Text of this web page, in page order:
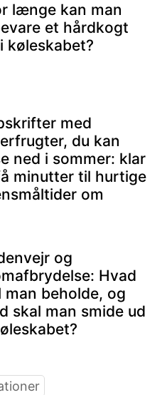
længe kan man
et hårdkogt
køleskabet?
med
du kan
ned i sommer: klar
minutter til hurtige
om
og
Hvad
man beholde, og
skal man smide ud